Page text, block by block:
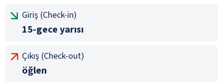
Giriş (Check-in)
15-gece yarısı
Çıkış (Check-out)
öğlen